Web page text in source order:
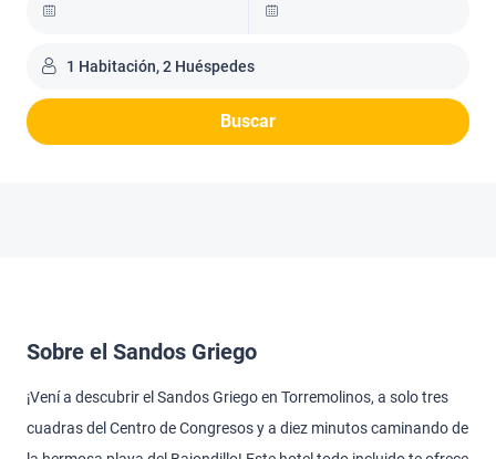
1 Habitación, 2 Huéspedes
Buscar
Sobre el Sandos Griego
¡Vení a descubrir el Sandos Griego en Torremolinos, a solo tres
cuadras del Centro de Congresos y a diez minutos caminando de